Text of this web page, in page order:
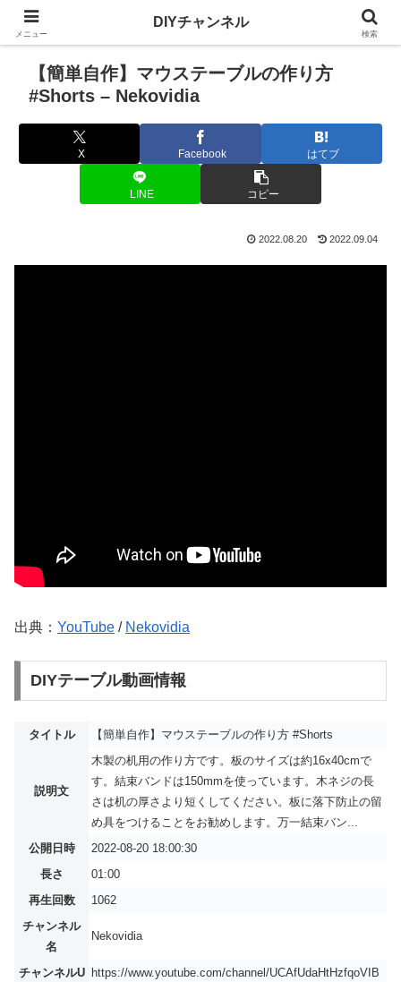
【簡単自作】マウステーブルの作り方
#Shorts – Nekovidia
X Facebook はてブ
LINE コピー
2022.08.20 2022.09.04
出典： YouTube / Nekovidia
DIYテーブル動画情報
タイトル 【簡単自作】マウステーブルの作り方 #Shorts
説明文
木製の机用の作り方です。板のサイズは約16x40cmで
す。結束バンドは150mmを使っています。木ネジの長
さは机の厚さより短くしてください。板に落下防止の留
め具をつけることをお勧めします。万一結束バン...
公開日時
2022-08-20 18:00:30
長さ
01:00
再生回数
1062
チャンネル
名
Nekovidia
チャンネルU
https://www.youtube.com/channel/UCAfUdaHtHzfqoVIB
メニュー
DIYチャンネル
検索